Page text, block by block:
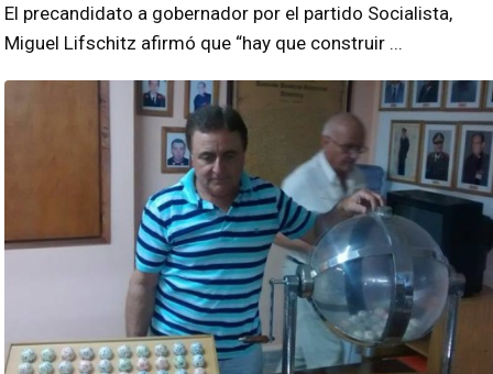
El precandidato a gobernador por el partido Socialista,
Miguel Lifschitz afirmó que “hay que construir ...